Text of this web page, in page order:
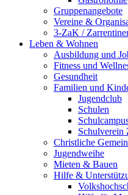
Gruppenangebote
Vereine &
3-ZaK /
Leben & Wohnen
Ausbildung und
Fitness und
Gesundheit
Familien und
Jugendclub
Schulen
Schulverein
Christliche
Jugendweihe
Mieten & Bauen
Hilfe &